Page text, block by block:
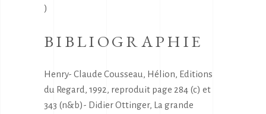
)
BIBLIOGRAPHIE
Henry- Claude Cousseau, Hélion, Editions
du Regard, 1992, reproduit page 284 (c) et
343 (n&b)- Didier Ottinger, La grande